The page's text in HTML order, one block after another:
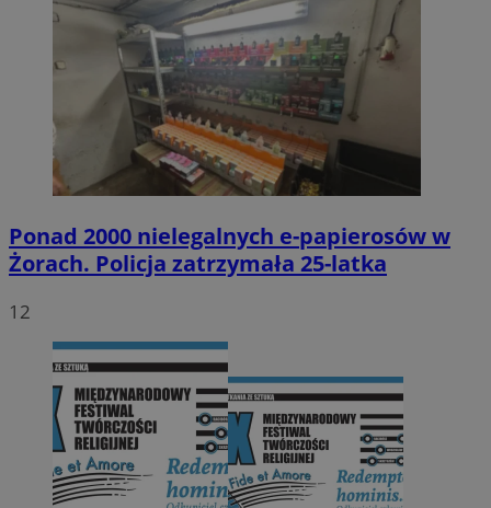
Ponad 2000 nielegalnych e-papierosów w
Żorach. Policja zatrzymała 25-latka
12